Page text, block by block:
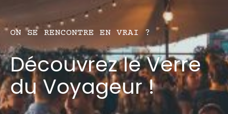
ON SE RENCONTRE EN VRAI ?
Découvrez le Verre
du Voyageur !